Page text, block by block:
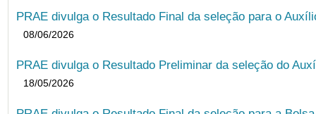
PRAE divulga o Resultado Final da seleção para o
08/06/2026
PRAE divulga o Resultado Preliminar da seleção do
18/05/2026